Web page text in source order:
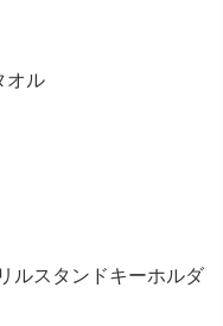
オル
ルスタンドキーホルダ